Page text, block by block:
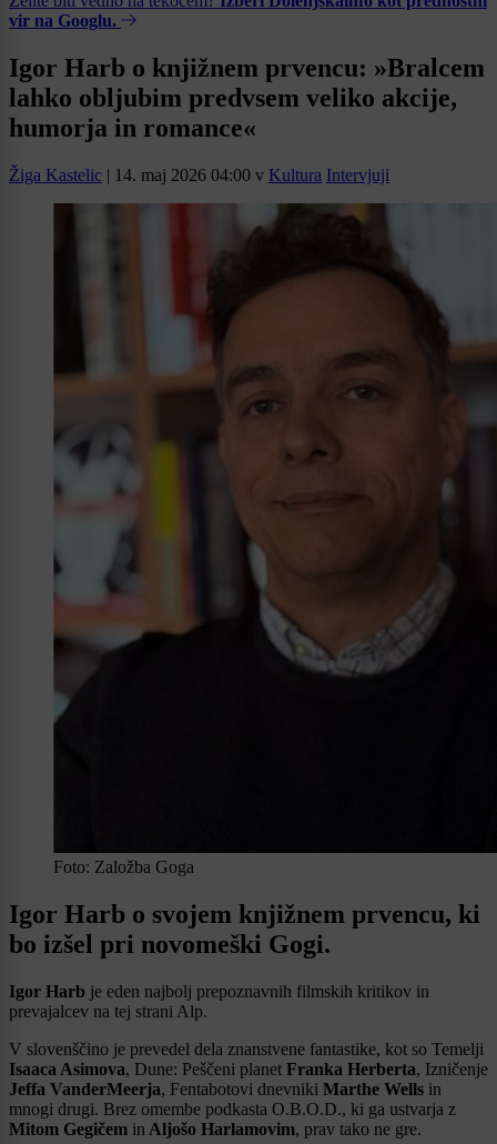
vir na Googlu.
Igor Harb o knjižnem prvencu: »Bralcem
lahko obljubim predvsem veliko akcije,
humorja in romance«
Žiga Kastelic | 14. maj 2026 04:00 v Kultura Intervjuji
Foto: Založba Goga
Igor Harb o svojem knjižnem prvencu, ki
bo izšel pri novomeški Gogi.
Igor Harb je eden najbolj prepoznavnih filmskih kritikov in
prevajalcev na tej strani Alp.
V slovenščino je prevedel dela znanstvene fantastike, kot so Temelji
Isaaca Asimova, Dune: Peščeni planet Franka Herberta, Izničenje
Jeffa VanderMeerja, Fentabotovi dnevniki Marthe Wells in
mnogi drugi. Brez omembe podkasta O.B.O.D., ki ga ustvarja z
Mitom Gegičem in Aljošo Harlamovim, prav tako ne gre.